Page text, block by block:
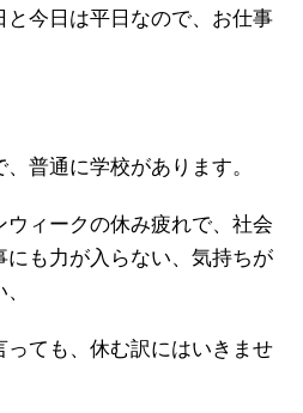
今日は平日なので、お仕事
普通に学校があります。
ウィークの休み疲れで、社会
にも力が入らない、気持ちが
ても、休む訳にはいきませ